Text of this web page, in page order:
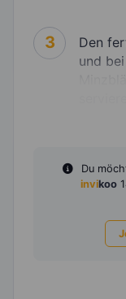
3
Den
und
Du
invikoo